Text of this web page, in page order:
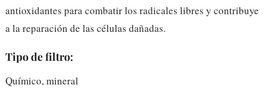
antioxidantes para combatir los radicales libres y contribuye
a la reparación de las células dañadas.
Tipo de filtro:
Químico, mineral